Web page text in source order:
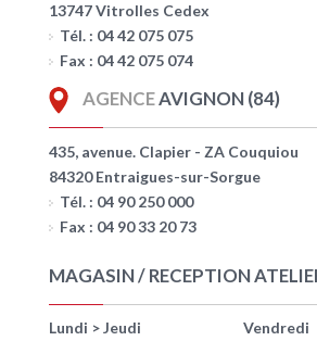
13747 Vitrolles Cedex
Tél. : 04 42 075 075
Fax : 04 42 075 074
AGENCEAVIGNON (84)
435, avenue. Clapier - ZA Couquiou
84320 Entraigues-sur-Sorgue
Tél. : 04 90 250 000
Fax : 04 90 33 20 73
MAGASIN / RECEPTION
Lundi > Jeudi
Vendredi